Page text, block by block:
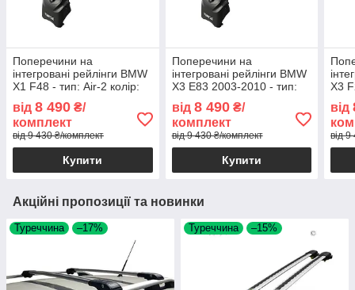
Поперечини на
інтегровані рейлінги BMW
X1 F48 - тип: Air-2 колір:
від 8 490 ₴/
комплект
від 9 430 ₴/комплект
Купити
Поперечини на
інтегровані рейлінги BMW
X3 E83 2003-2010 - тип:
від 8 490₴/
комплект
від 9 430 ₴/комплект
Купити
X3
від
від
Акційні пропозиції та новинки
Туреччина –17% Туреччина –15%